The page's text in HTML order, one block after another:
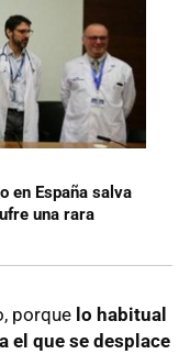
en España salva
una rara
porque lo habitual
el que se desplace